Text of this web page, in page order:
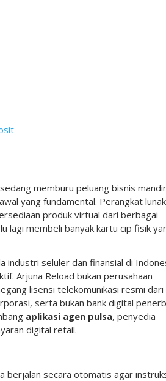
memburu peluang bisnis
yang fundamental. Perangkat
produk virtual dari berbagai
lagi membeli banyak kartu cip fisik
industri seluler dan finansial di
Arjuna Reload bukan perusahaan
lisensi telekomunikasi resmi dari
serta bukan bank digital
aplikasi agen pulsa, penyedia
digital retail.
berjalan secara otomatis agar